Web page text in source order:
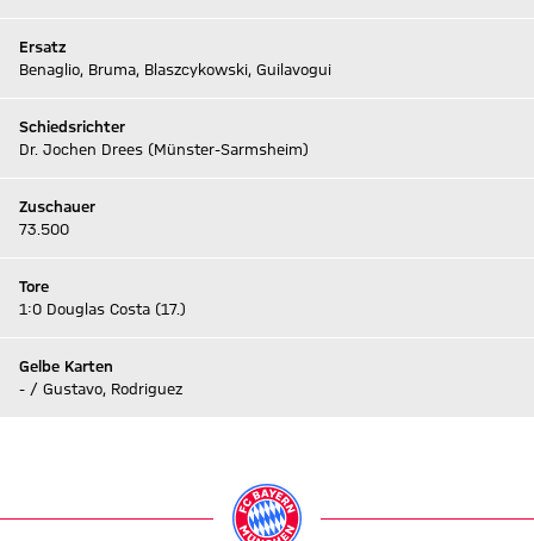
Ersatz
Benaglio, Bruma, Blaszcykowski, Guilavogui
Schiedsrichter
Dr. Jochen Drees (Münster-Sarmsheim)
Zuschauer
73.500
Tore
1:0 Douglas Costa (17.)
Gelbe Karten
- / Gustavo, Rodriguez